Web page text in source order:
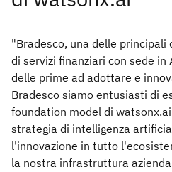
"Bradesco, una delle principali
di servizi finanziari con sede
delle prime ad adottare e
Bradesco siamo entusiasti di
foundation model di
strategia di intelligenza
l'innovazione in tutto
la nostra infrastruttura